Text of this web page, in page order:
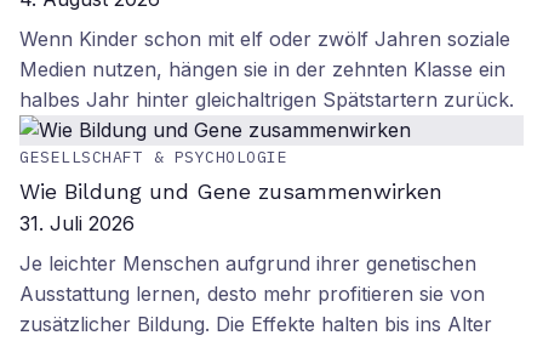
Wenn Kinder schon mit elf oder zwölf Jahren soziale
Medien nutzen, hängen sie in der zehnten Klasse ein
halbes Jahr hinter gleichaltrigen Spätstartern zurück.
GESELLSCHAFT & PSYCHOLOGIE
Wie Bildung und Gene zusammenwirken
31. Juli 2026
Je leichter Menschen aufgrund ihrer genetischen
Ausstattung lernen, desto mehr profitieren sie von
zusätzlicher Bildung. Die Effekte halten bis ins Alter